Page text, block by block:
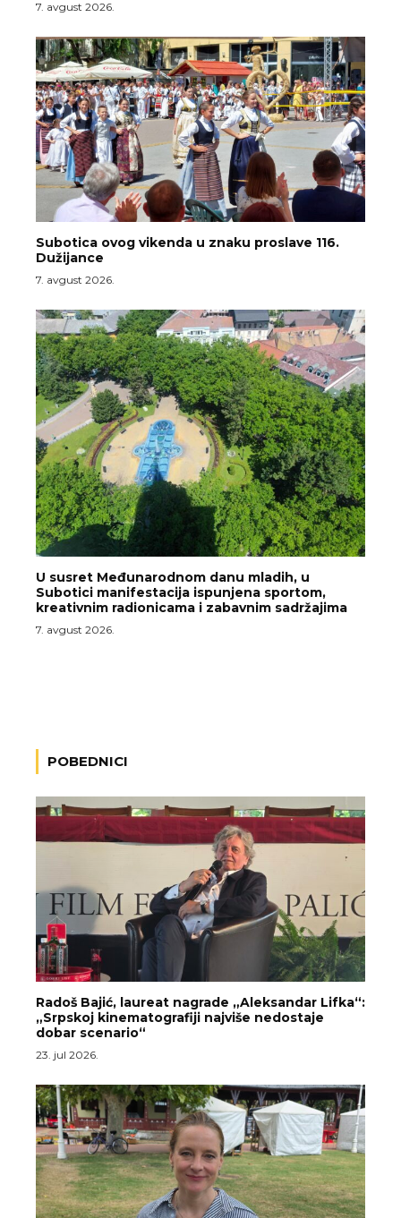
7. avgust 2026.
Subotica ovog vikenda u znaku proslave 116.
Dužijance
7. avgust 2026.
U susret Međunarodnom danu mladih, u
Subotici manifestacija ispunjena sportom,
kreativnim radionicama i zabavnim sadržajima
7. avgust 2026.
POBEDNICI
Radoš Bajić, laureat nagrade „Aleksandar Lifka“:
„Srpskoj kinematografiji najviše nedostaje
dobar scenario“
23. jul 2026.